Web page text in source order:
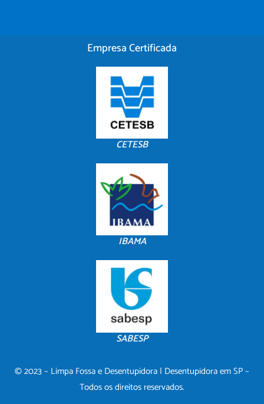
Empresa Certificada
CETESB
IBAMA
SABESP
© 2023 – Limpa Fossa e Desentupidora | Desentupidora em SP –
Todos os direitos reservados.